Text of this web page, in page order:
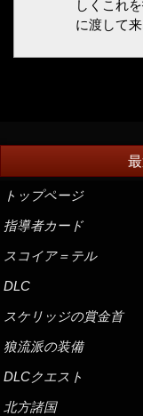
しくこれ
に渡して来
トップページ
指導者カード
スコイア＝テル
DLC
スケリッジの賞金首
狼流派の装備
DLCクエスト
北方諸国